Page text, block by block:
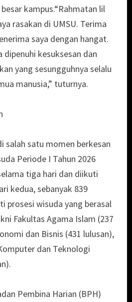
kampus.“Rahmatan lil
rasakan di UMSU. Terima
saya dengan hangat.
kesuksesan dan
yang sesungguhnya selalu
manusia,” tuturnya.
salah satu momen berkesan
Periode I Tahun 2026
tiga hari dan diikuti
kedua, sebanyak 839
prosesi wisuda yang berasal
Fakultas Agama Islam (237
dan Bisnis (431 lulusan),
dan Teknologi
Pembina Harian (BPH)